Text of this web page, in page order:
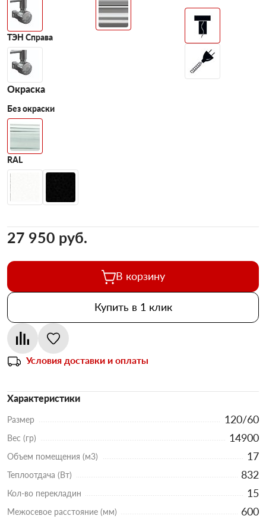
ТЭН Справа
Окраска
Без окраски
RAL
27 950 pуб.
В корзину
Купить в 1 клик
Условия доставки и оплаты
Характеристики
Размер 120/60
Вес (гр) 14900
Объем помещения (м3) 17
Теплоотдача (Вт) 832
Кол-во перекладин 15
Межосевое расстояние (мм) 600